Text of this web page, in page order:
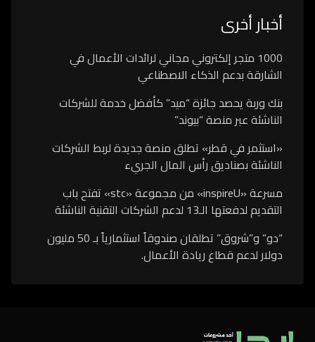
أخبار أخرى
1000 متجر إلكتروني مجاني لرائدات الأعمال في
الشارقة بدعم الذكاء الاصطناعي
بنك وربة يحصد جائزة “ميد” كأفضل خدمة للشركات
الناشئة عبر منصة “بيوند”
«استثمر في قطر» تطلق منصة جديدة لربط الشركات
الناشئة بصناديق رأس المال الجريء
مسرعة «inspireU» من مجموعة «stc» تفتح باب
التقديم لدفعتها الـ13 لدعم الشركات التقنية الناشئة
“دو” و”شروق” تطلقان صندوقاً استثمارياً بـ 50 مليون
دولار لدعم قطاع ريادة الأعمال.